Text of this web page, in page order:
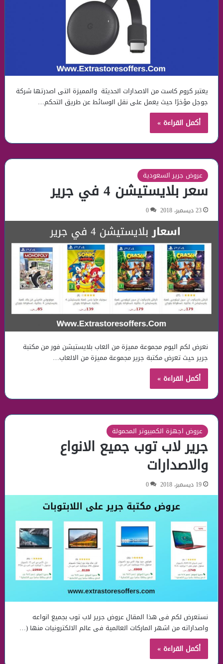
يعتبر كروم كاست من الاصدارات الحديثة والمميزة التى اصدرتها شركة
جوجل مؤخرًا حيث يعمل على نقل الوسائط عن طريق التحكم…
أكمل القراءة »
عروض جرير السعودية
سعر بلايستيشن 4 في جرير
23 ديسمبر، 2018 0
نعرض لكم اليوم مجموعة مميزة من العاب بلايستيشن فور من مكتبة
جرير حيث تعرض مكتبة جرير مجموعة مميزة من الالعاب…
أكمل القراءة »
عروض اجهزة الكمبيوتر المحمولة
جرير لاب توب جميع الانواع
والاصدارات
19 ديسمبر، 2018 0
نستعرض لكم فى هذا المقال عروض جرير لاب توب بجميع انواعه
واصداراته من اشهر الماركات العالمية فى عالم الالكترونيات منها (…
أكمل القراءة »